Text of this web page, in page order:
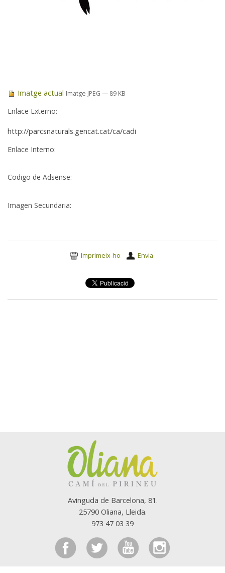
Imatge actual Imatge JPEG — 89 KB
Enlace Externo:
http://parcsnaturals.gencat.cat/ca/cadi
Enlace Interno:
Codigo de Adsense:
Imagen Secundaria:
Imprimeix-ho Envia
Avinguda de Barcelona, 81.
25790 Oliana, Lleida.
973 47 03 39